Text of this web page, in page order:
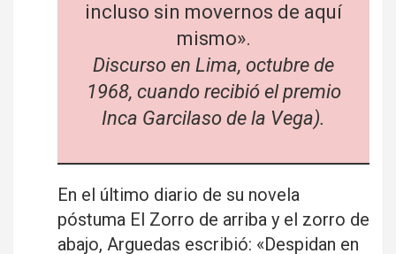
incluso sin movernos de aquí
mismo».
Discurso en Lima, octubre de
1968, cuando recibió el premio
Inca Garcilaso de la Vega).
En el último diario de su novela
póstuma El Zorro de arriba y el zorro de
abajo, Arguedas escribió: «Despidan en